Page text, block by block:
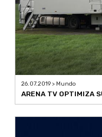
26.07.2019 > Mundo
ARENA TV OPTIMIZA